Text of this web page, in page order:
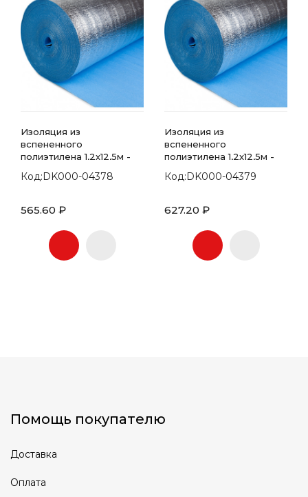
Изоляция из
вспененного
полиэтилена 1,2х12,5м -
Код:DK000-04378
565.60 ₽
Изоляция из
вспененного
полиэтилена 1,2х12,5м -
Код:DK000-04379
627.20 ₽
Помощь покупателю
Доставка
Оплата